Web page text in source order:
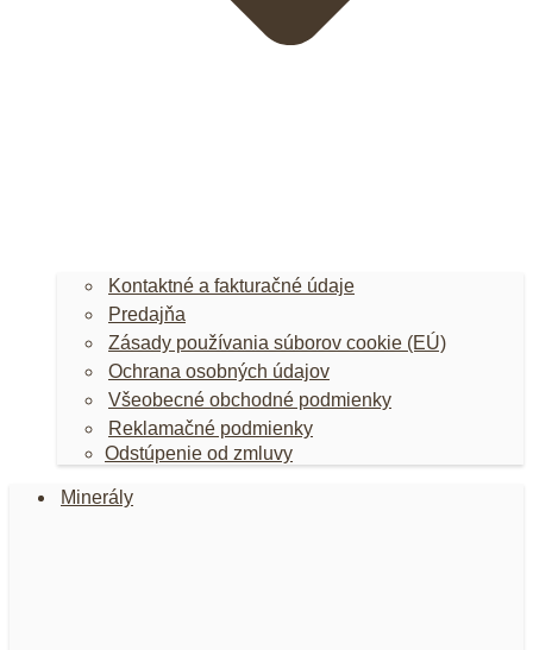
Kontaktné a fakturačné údaje
Predajňa
Zásady používania súborov cookie (EÚ)
Ochrana osobných údajov
Všeobecné obchodné podmienky
Reklamačné podmienky
Odstúpenie od zmluvy
Minerály